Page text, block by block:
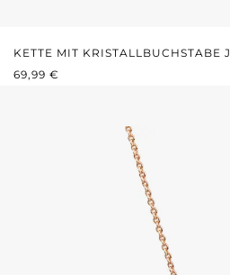
KETTE MIT KRISTALLBUCHSTABE J
REGULÄRER PREIS:
69,99 €